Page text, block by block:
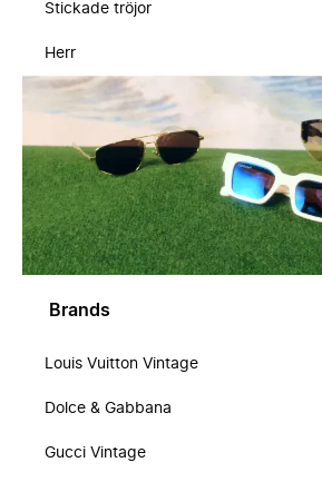
Stickade tröjor
Herr
Brands
Louis Vuitton Vintage
Dolce & Gabbana
Gucci Vintage